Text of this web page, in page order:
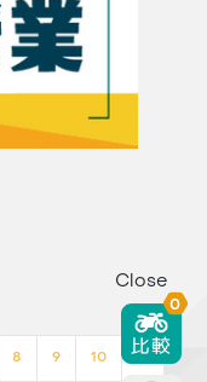
8 9 10 >>
Close
0